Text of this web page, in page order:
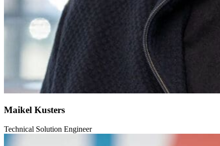
Maikel Kusters
Technical Solution Engineer